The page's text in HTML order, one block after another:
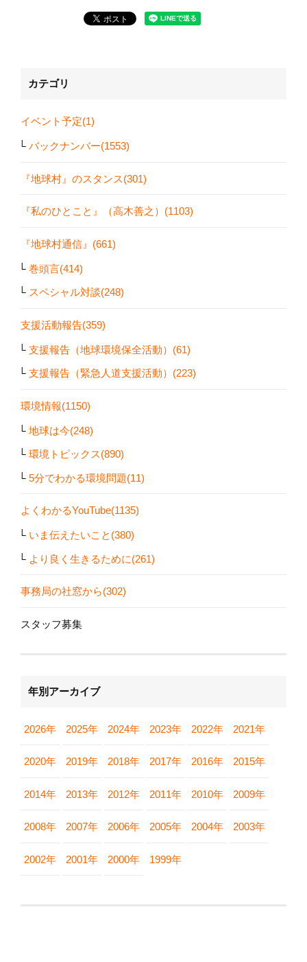
カテゴリ
イベント予定(1)
バックナンバー(1553)
『地球村』のスタンス(301)
『私のひとこと』（高木善之）(1103)
『地球村通信』(661)
巻頭言(414)
スペシャル対談(248)
支援活動報告(359)
支援報告（地球環境保全活動）(61)
支援報告（緊急人道支援活動）(223)
環境情報(1150)
地球は今(248)
環境トピックス(890)
5分でわかる環境問題(11)
よくわかるYouTube(1135)
いま伝えたいこと(380)
より良く生きるために(261)
事務局の社窓から(302)
スタッフ募集
年別アーカイブ
2026年 2025年 2024年 2023年 2022年 2021年
2020年 2019年 2018年 2017年 2016年 2015年
2014年 2013年 2012年 2011年 2010年 2009年
2008年 2007年 2006年 2005年 2004年 2003年
2002年 2001年 2000年 1999年